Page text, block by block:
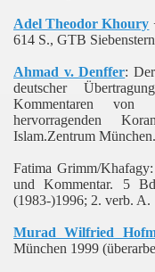
Adel Theodor Khoury
614 S., GTB
Ahmad v. Denffer:
deutscher
Kommentaren von
hervorragenden
Islam.Zentrum
Fatima Grimm/
und Kommentar. 5
(1983-)1996; 2. verb. A.
Murad Wilfried
München 1999